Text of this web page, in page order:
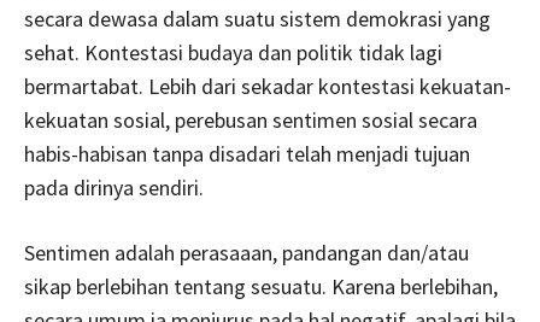
secara dewasa dalam suatu sistem demokrasi yang
sehat. Kontestasi budaya dan politik tidak lagi
bermartabat. Lebih dari sekadar kontestasi kekuatan-
kekuatan sosial, perebusan sentimen sosial secara
habis-habisan tanpa disadari telah menjadi tujuan
pada dirinya sendiri.
Sentimen adalah perasaaan, pandangan dan/atau
sikap berlebihan tentang sesuatu. Karena berlebihan,